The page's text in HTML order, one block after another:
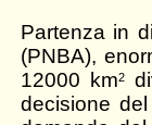
Partenza in
(PNBA),
12000 km2
decisione